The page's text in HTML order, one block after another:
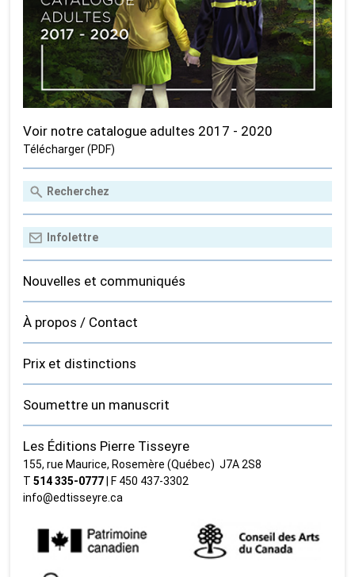
Voir notre catalogue adultes 2017 - 2020
Télécharger (PDF)
Nouvelles et communiqués
À propos / Contact
Prix et distinctions
Soumettre un manuscrit
Les Éditions Pierre Tisseyre
155, rue Maurice, Rosemère (Québec) J7A 2S8
T514 335‑0777 | F 450 437‑3302
info@edtisseyre.ca